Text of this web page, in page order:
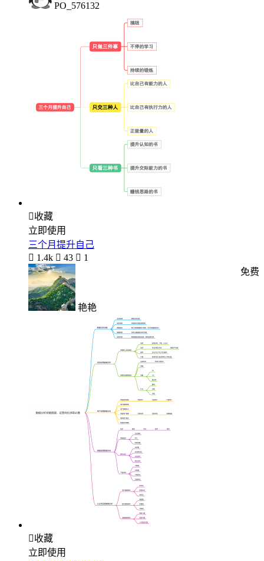
PO_576132
收藏
立即使用
三个月提升自己
 1.4k  43  1
艳艳
免费
收藏
立即使用